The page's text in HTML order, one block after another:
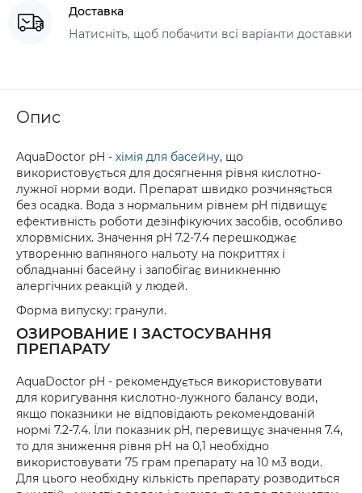
Доставка
Натисніть, щоб побачити всі варіанти доставки
Опис
AquaDoctor pH - хімія для басейну, що
використовується для досягнення рівня кислотно-
лужної норми води. Препарат швидко розчиняється
без осадка. Вода з нормальним рівнем pH підвищує
ефективність роботи дезінфікуючих засобів, особливо
хлорвмісних. Значення pH 7.2-7.4 перешкоджає
утворенню вапняного нальоту на покриттях і
обладнанні басейну і запобігає виникненню
алергічних реакцій у людей.
Форма випуску: гранули.
ОЗИРОВАНИЕ І ЗАСТОСУВАННЯ
ПРЕПАРАТУ
AquaDoctor pH - рекомендується використовувати
для коригування кислотно-лужного балансу води,
якщо показники не відповідають рекомендованій
нормі 7.2-7.4. Їли показник pH, перевищує значення 7.4,
то для зниження рівня рН на 0,1 необхідно
використовувати 75 грам препарату на 10 м3 води.
Для цього необхідну кількість препарату розводиться